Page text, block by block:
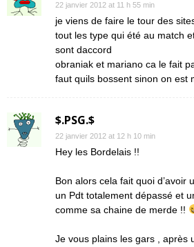
22 janvier 2012 at 11 h 55 min
je viens de faire le tour des
tout les type qui été au match
sont daccord
obraniak et mariano ca le fait
faut quils bossent sinon on est
$.PSG.$
22 janvier 2012 at 12 h 10 min
Hey les Bordelais !!
Bon alors cela fait quoi d’avoir
un Pdt totalement dépassé et
comme sa chaine de merde !!
Je vous plains les gars , après